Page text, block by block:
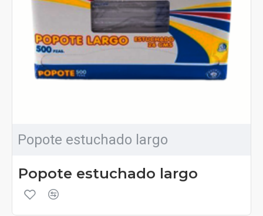
Popote estuchado largo
Popote estuchado largo